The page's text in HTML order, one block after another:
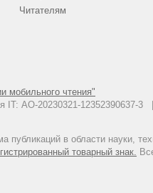
мобильного чтения"
IT: АО-20230321-
в области науки,
товарный знак.
Читателям